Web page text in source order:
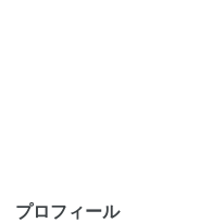
プロフィール